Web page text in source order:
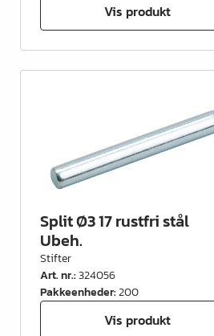
Vis produkt
Split Ø3 17 rustfri stål
Ubeh.
Stifter
Art. nr.:324056
Pakkeenheder:200
Vis produkt